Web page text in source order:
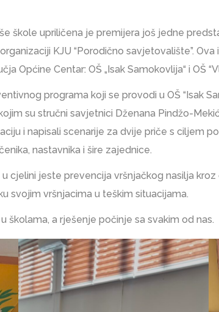
škole upriličena je premijera još jedne
KJU “Porodično savjetovalište”.
Općine Centar: OŠ „Isak Samokovlija“ i OŠ
programa koji se provodi u OŠ “Isak
su stručni savjetnici Dženana Pindžo-
i napisali scenarije za dvije priče s ciljem
nastavnika i šire zajednice.
cjelini jeste prevencija vršnjačkog nasilja
svojim vršnjacima u teškim situacijama.
školama, a rješenje počinje sa svakim od nas.